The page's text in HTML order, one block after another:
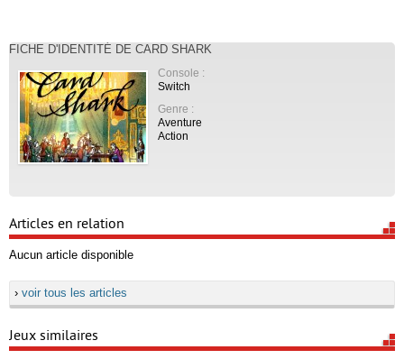
FICHE D'IDENTITÉ DE CARD SHARK
Console :
Switch
Genre :
Aventure
Action
Articles en relation
Aucun article disponible
› voir tous les articles
Jeux similaires